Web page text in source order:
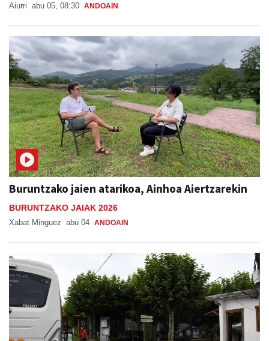
Aiurri abu 05, 08:30 ANDOAIN
Buruntzako jaien atarikoa, Ainhoa Aiertzarekin
BURUNTZAKO JAIAK 2026
Xabat Minguez abu 04 ANDOAIN